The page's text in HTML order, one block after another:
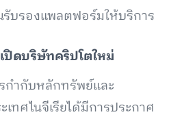
รับรองแพลตฟอร์มให้บริการ
เปิดบริษัทคริปโตใหม่
กำกับหลักทรัพย์และ
ทศไนจีเรียได้มีการประกาศ